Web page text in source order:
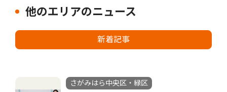
他のエリアのニュース
新着記事
さがみはら中央区・緑区